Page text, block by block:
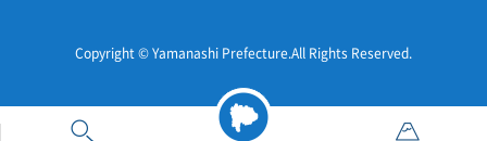
Copyright © Yamanashi Prefecture.All Rights Reserved.